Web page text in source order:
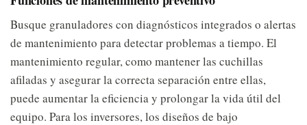
Busque granuladores con diagnósticos integrados o alertas
de mantenimiento para detectar problemas a tiempo. El
mantenimiento regular, como mantener las cuchillas
afiladas y asegurar la correcta separación entre ellas,
puede aumentar la eficiencia y prolongar la vida útil del
equipo. Para los inversores, los diseños de bajo